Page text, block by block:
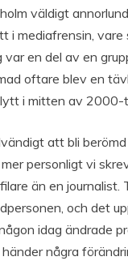
väldigt
i mediafrensin, vare
var en del av en
oftare blev en
i mitten av 2000-
att bli
personligt vi
än en
och det
idag ändrade
några